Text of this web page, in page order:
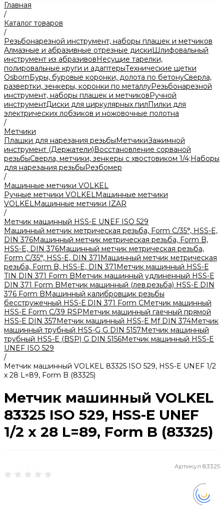
Главная
/
Каталог товаров
/
Резьбонарезной инструмент, наборы плашек и метчиков
Алмазные и абразивные отрезные дискиШлифовальный
инструмент из абразивовНесущие тарелки,
полировальные круги и адаптерыТехнические щетки
OsbornБуры, буровые коронки, долота по бетонуСверла,
развертки, зенкеры, коронки по металлуРезьбонарезной
инструмент, наборы плашек и метчиковРучной
инструментДиски для циркулярных пилПилки для
электрических лобзиков и ножовочные полотна
/
Метчики
Плашки для нарезания резьбыМетчикиЗажимной
инструмент (Держатели)Восстановление сорваной
резьбыСверла, метчики, зенкеры с хвостовиком 1/4;Наборы
для нарезания резьбыРезбомер
/
Машинные метчики VOLKEL
Ручные метчики VOLKELМашинные метчики
VOLKELМашинные метчики IZAR
/
Метчик машинный HSS-E UNEF ISO 529
Машинный метчик метрическая резьба, Form С/35°, HSS-E,
DIN 376Машинный метчик метрическая резьба, Form B,
HSS-E, DIN 376Машинный метчик метрическая резьба,
Form С/35°, HSS-E, DIN 371Машинный метчик метрическая
резьба, Form B, HSS-E, DIN 371Метчик машинный HSS-Е
TIN DIN 371 Form BМетчик машинный удлиненный HSS-Е
DIN 371 Form BМетчик машинный (лев.резьба) HSS-Е DIN
376 Form BМашинный калибровщик резьбы
бесстружечный HSS-Е DIN 371 Form CМетчик машинный
HSS-Е Form C/39 RSPМетчик машинный гаечный прямой
HSS-Е DIN 357Метчик машинный HSS-Е Mf DIN 374Метчик
машинный трубный HSS-G G DIN 5157Метчик машинный
трубный HSS-E (BSP) G DIN 5156Метчик машинный HSS-E
UNEF ISO 529
/
Метчик машинный VOLKEL 83325 ISO 529, HSS-E UNEF 1/2
x 28 L=89, Form B (83325)
Метчик машинный VOLKEL
83325 ISO 529, HSS-E UNEF
1/2 x 28 L=89, Form B (83325)
Артикул 83325